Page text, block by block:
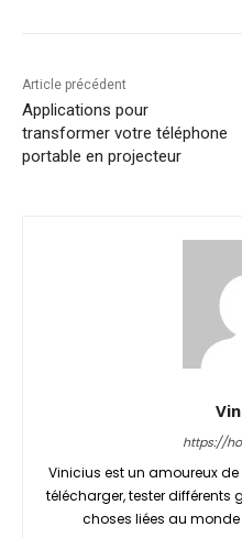
Article précédent
Applications pour
transformer votre téléphone
portable en projecteur
https://
Vinicius est un amoureux
télécharger, tester
choses liées au